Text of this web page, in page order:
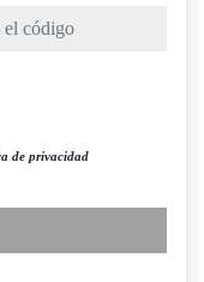
de privacidad